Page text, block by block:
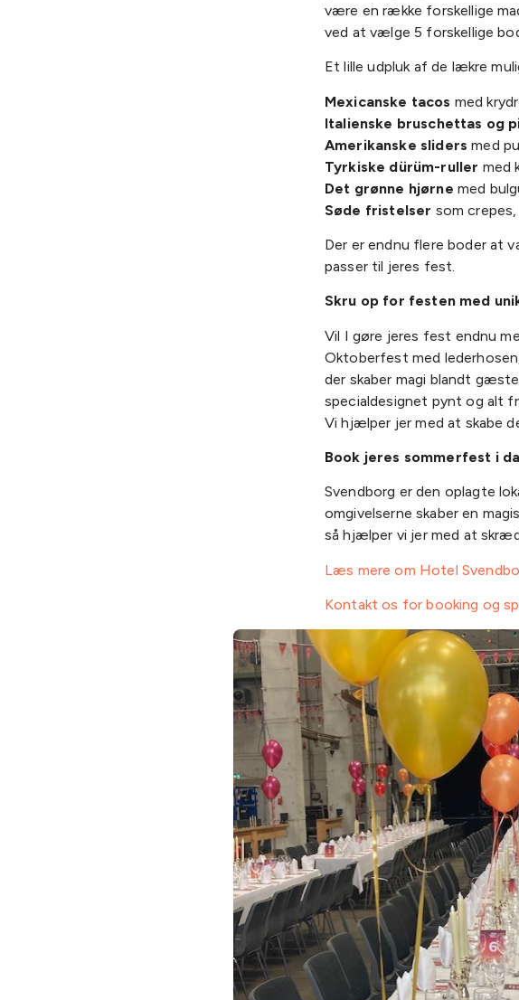
være en række forskellige
ved at vælge 5 forskellige
Et lille udpluk af de lækre
Mexicanske tacos med
Italienske bruschettas og
Amerikanske sliders med
Tyrkiske dürüm-ruller med
Det grønne hjørne med
Søde fristelser som
Der er endnu flere boder at
passer til jeres fest.
Skru op for festen med
Vil I gøre jeres fest endnu
Oktoberfest med
der skaber magi blandt
specialdesignet pynt og alt
Vi hjælper jer med at skabe
Book jeres sommerfest i
Svendborg er den oplagte
omgivelserne skaber en
så hjælper vi jer med at
Læs mere om Hotel
Kontakt os for booking og